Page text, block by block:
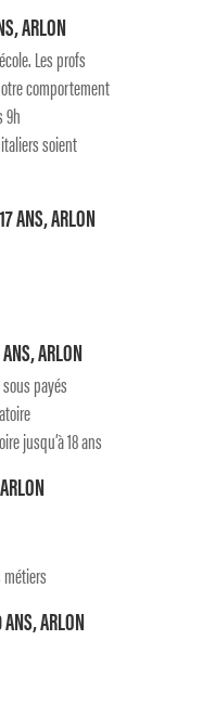
ARLON
Les profs
comportement
9h
soient
ANS, ARLON
ARLON
payés
jusqu’à 18 ans
ARLON